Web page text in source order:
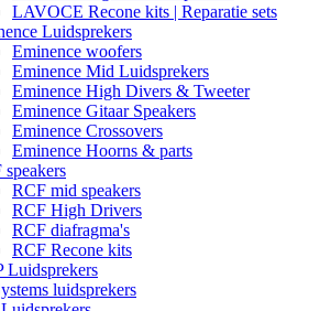
LAVOCE Recone kits | Reparatie sets
Luidsprekers
Eminence woofers
Eminence Mid Luidsprekers
Eminence High Divers & Tweeter
Eminence Gitaar Speakers
Eminence Crossovers
Eminence Hoorns & parts
speakers
RCF mid speakers
RCF High Drivers
RCF diafragma's
RCF Recone kits
Luidsprekers
luidsprekers